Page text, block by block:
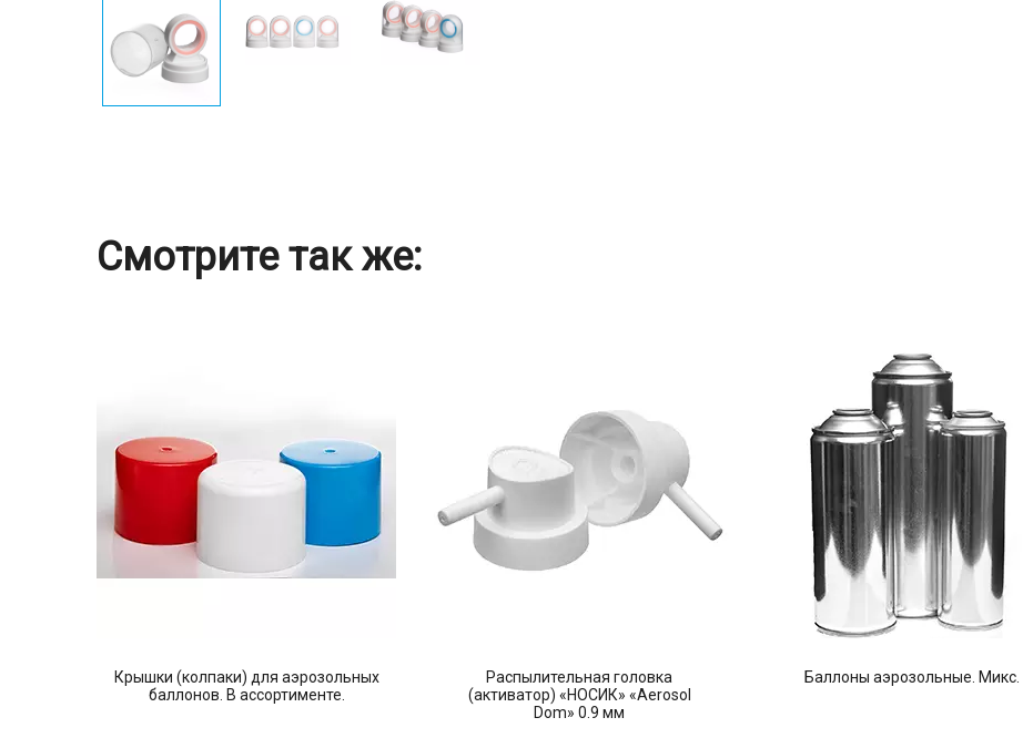
Смотрите так же:
Крышки (колпаки) для аэрозольных
баллонов. В ассортименте.
Распылительная головка
(активатор) «НОСИК» «Aerosol
Dom» 0.9 мм
Баллоны аэрозольные. Микс.